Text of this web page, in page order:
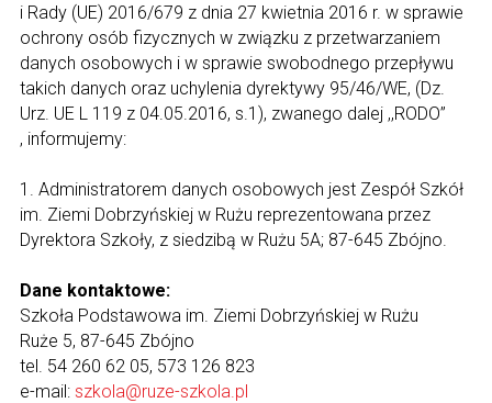
i Rady (UE) 2016/679 z dnia 27 kwietnia 2016 r. w sprawie
ochrony osób fizycznych w związku z przetwarzaniem
danych osobowych i w sprawie swobodnego przepływu
takich danych oraz uchylenia dyrektywy 95/46/WE, (Dz.
Urz. UE L 119 z 04.05.2016, s.1), zwanego dalej ,,RODO”
, informujemy:
1. Administratorem danych osobowych jest Zespół Szkół
im. Ziemi Dobrzyńskiej w Rużu reprezentowana przez
Dyrektora Szkoły, z siedzibą w Rużu 5A; 87-645 Zbójno.
Dane kontaktowe:
Szkoła Podstawowa im. Ziemi Dobrzyńskiej w Rużu
Ruże 5, 87-645 Zbójno
tel. 54 260 62 05, 573 126 823
e-mail: szkola@ruze-szkola.pl